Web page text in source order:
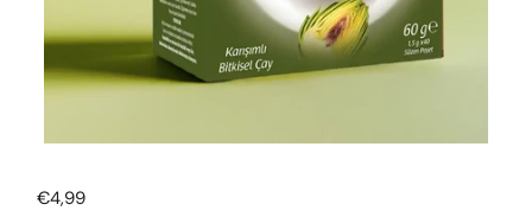
Normale prijs
€4,99